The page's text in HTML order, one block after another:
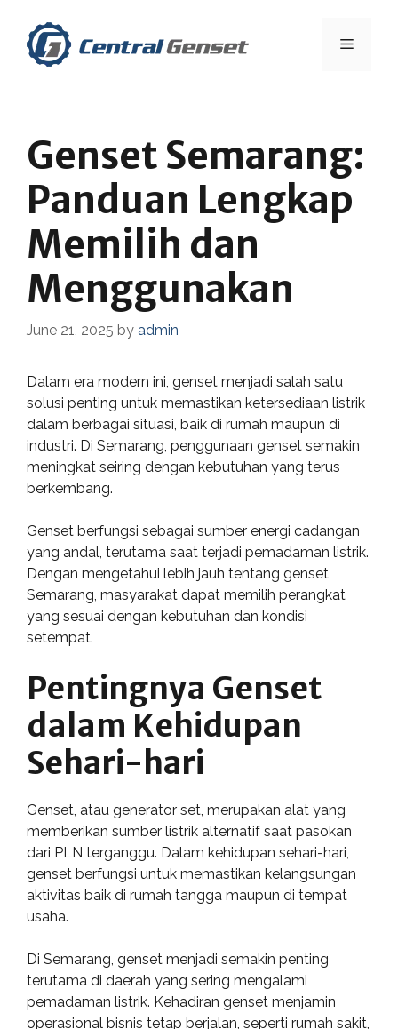
content
Menu
Genset Semarang:
Panduan Lengkap
Memilih dan
Menggunakan
June 21, 2025 by admin
Dalam era modern ini, genset menjadi salah satu
solusi penting untuk memastikan ketersediaan listrik
dalam berbagai situasi, baik di rumah maupun di
industri. Di Semarang, penggunaan genset semakin
meningkat seiring dengan kebutuhan yang terus
berkembang.
Genset berfungsi sebagai sumber energi cadangan
yang andal, terutama saat terjadi pemadaman listrik.
Dengan mengetahui lebih jauh tentang genset
Semarang, masyarakat dapat memilih perangkat
yang sesuai dengan kebutuhan dan kondisi
setempat.
Pentingnya Genset
dalam Kehidupan
Sehari-hari
Genset, atau generator set, merupakan alat yang
memberikan sumber listrik alternatif saat pasokan
dari PLN terganggu. Dalam kehidupan sehari-hari,
genset berfungsi untuk memastikan kelangsungan
aktivitas baik di rumah tangga maupun di tempat
usaha.
Di Semarang, genset menjadi semakin penting
terutama di daerah yang sering mengalami
pemadaman listrik. Kehadiran genset menjamin
operasional bisnis tetap berjalan, seperti rumah sakit,